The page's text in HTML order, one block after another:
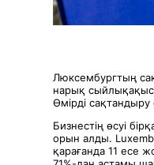
Люксембургтың
нарық
Өмірді
Бизнестің өсуі
орын алды.
қарағанда 11 есе